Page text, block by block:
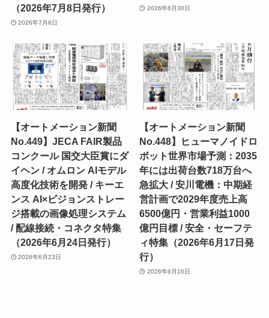
（2026年7月8日発行）
2026年7月6日
2026年6月30日
【オートメーション新聞
No.449】JECA FAIR製品
コンクール 国交大臣賞にダ
イヘン / オムロン AIモデル
高度化技術を開発 / キーエ
ンス AI×ビジョンストレー
ジ搭載の画像処理システム
/ 配線接続・コネクタ特集
（2026年6月24日発行）
2026年6月23日
【オートメーション新聞
No.448】ヒューマノイドロ
ボット世界市場予測：2035
年には出荷台数718万台へ
急拡大 / 安川電機：中期経
営計画で2029年度売上高
6500億円・営業利益1000
億円目標 / 安全・セーフテ
ィ特集（2026年6月17日発
行）
2026年6月16日